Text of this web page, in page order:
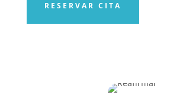
RESERVAR CITA